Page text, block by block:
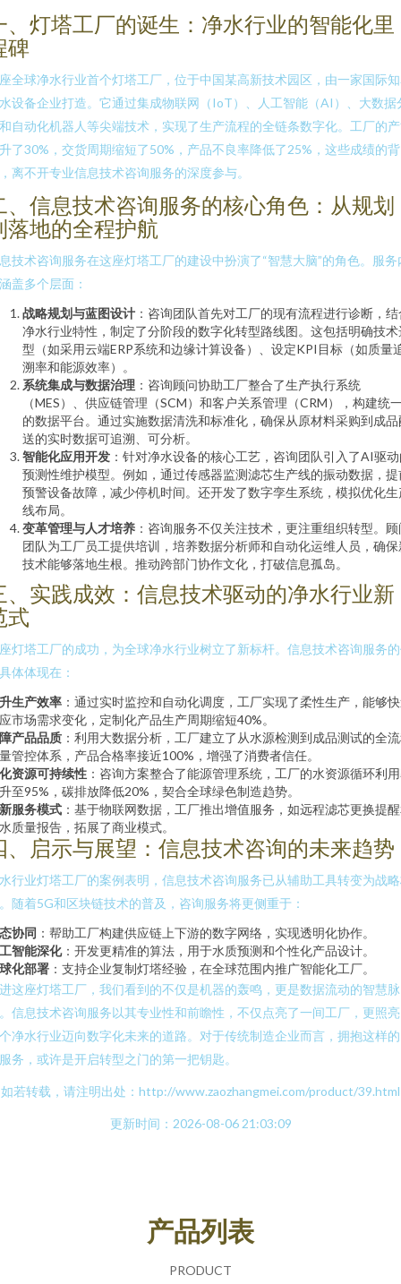
、灯塔工厂的诞生：净水行业的智能化里
碑
全球净水行业首个灯塔工厂，位于中国某高新技术园区，由一家国际
设备企业打造。它通过集成物联网（IoT）、人工智能（AI）、大数据
自动化机器人等尖端技术，实现了生产流程的全链条数字化。工厂的
了30%，交货周期缩短了50%，产品不良率降低了25%，这些成绩的背
离不开专业信息技术咨询服务的深度参与。
、信息技术咨询服务的核心角色：从规划
落地的全程护航
技术咨询服务在这座灯塔工厂的建设中扮演了“智慧大脑”的角色。服务
盖多个层面：
战略规划与蓝图设计 ：咨询团队首先对工厂的现有流程进行诊断，
净水行业特性，制定了分阶段的数字化转型路线图。这包括明确技术
型（如采用云端ERP系统和边缘计算设备）、设定KPI目标（如质量
溯率和能源效率）。
系统集成与数据治理 ：咨询顾问协助工厂整合了生产执行系统
（MES）、供应链管理（SCM）和客户关系管理（CRM），构建统
的数据平台。通过实施数据清洗和标准化，确保从原材料采购到成品
送的实时数据可追溯、可分析。
智能化应用开发 ：针对净水设备的核心工艺，咨询团队引入了AI驱
预测性维护模型。例如，通过传感器监测滤芯生产线的振动数据，提
预警设备故障，减少停机时间。还开发了数字孪生系统，模拟优化生
线布局。
变革管理与人才培养 ：咨询服务不仅关注技术，更注重组织转型。
团队为工厂员工提供培训，培养数据分析师和自动化运维人员，确保
技术能够落地生根。推动跨部门协作文化，打破信息孤岛。
、实践成效：信息技术驱动的净水行业新
式
灯塔工厂的成功，为全球净水行业树立了新标杆。信息技术咨询服务
体体现在：
生产效率 ：通过实时监控和自动化调度，工厂实现了柔性生产，能够
市场需求变化，定制化产品生产周期缩短40%。
产品品质 ：利用大数据分析，工厂建立了从水源检测到成品测试的全
管控体系，产品合格率接近100%，增强了消费者信任。
资源可持续性 ：咨询方案整合了能源管理系统，工厂的水资源循环利
至95%，碳排放降低20%，契合全球绿色制造趋势。
服务模式 ：基于物联网数据，工厂推出增值服务，如远程滤芯更换提
质量报告，拓展了商业模式。
、启示与展望：信息技术咨询的未来趋势
行业灯塔工厂的案例表明，信息技术咨询服务已从辅助工具转变为战
随着5G和区块链技术的普及，咨询服务将更侧重于：
协同 ：帮助工厂构建供应链上下游的数字网络，实现透明化协作。
智能深化：开发更精准的算法，用于水质预测和个性化产品设计。
化部署 ：支持企业复制灯塔经验，在全球范围内推广智能化工厂。
这座灯塔工厂，我们看到的不仅是机器的轰鸣，更是数据流动的智慧脉
信息技术咨询服务以其专业性和前瞻性，不仅点亮了一间工厂，更照
净水行业迈向数字化未来的道路。对于传统制造企业而言，拥抱这样
务，或许是开启转型之门的第一把钥匙。
如若转载，请注明出处：http://www.zaozhangmei.com/product/39.html
更新时间：2026-08-06 21:03:09
产品列表
PRODUCT